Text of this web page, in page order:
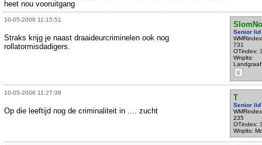
heet nou vooruitgang
10-05-2006 11:15:51
Senior lid
731
OTindex:
Wnplts:
Landgraaf
S
Straks krijg je naast draaideurcriminelen ook nog
rollatormisdadigers.
10-05-2006 11:27:38
T
Senior lid
235
OTindex:
Wnplts:
Op die leeftijd nog de criminaliteit in .... zucht